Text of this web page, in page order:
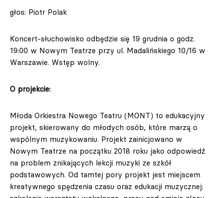
głos: Piotr Polak
Koncert-słuchowisko odbędzie się 19 grudnia o godz.
19:00 w Nowym Teatrze przy ul. Madalińskiego 10/16 w
Warszawie. Wstęp wolny.
O projekcie:
Młoda Orkiestra Nowego Teatru (MONT) to edukacyjny
projekt, skierowany do młodych osób, które marzą o
wspólnym muzykowaniu. Projekt zainicjowano w
Nowym Teatrze na początku 2018 roku jako odpowiedź
na problem znikających lekcji muzyki ze szkół
podstawowych. Od tamtej pory projekt jest miejscem
kreatywnego spędzenia czasu oraz edukacji muzycznej: